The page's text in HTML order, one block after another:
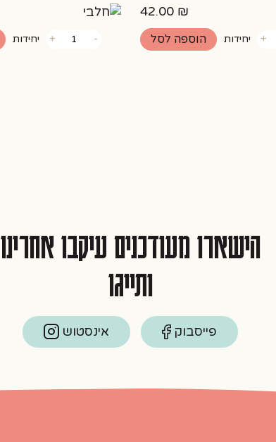
42.00 ₪
+ יחידות הוספה לסל -של
+ יחידות
הישארו מעודכנים עיקבו אחרינו
ותייגו
פייסבוק אינסטוש